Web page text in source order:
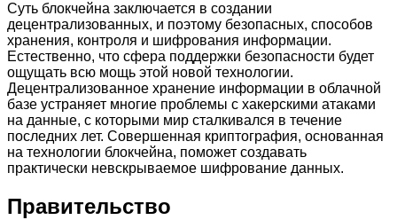
Суть блокчейна заключается в создании
децентрализованных, и поэтому безопасных, способов
хранения, контроля и шифрования информации.
Естественно, что сфера поддержки безопасности будет
ощущать всю мощь этой новой технологии.
Децентрализованное хранение информации в облачной
базе устраняет многие проблемы с хакерскими атаками
на данные, с которыми мир сталкивался в течение
последних лет. Совершенная криптография, основанная
на технологии блокчейна, поможет создавать
практически невскрываемое шифрование данных.
Правительство